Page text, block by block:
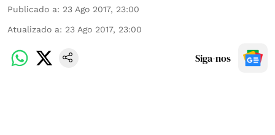
Publicado a: 23 Ago 2017, 23:00
Atualizado a: 23 Ago 2017, 23:00
Siga-nos